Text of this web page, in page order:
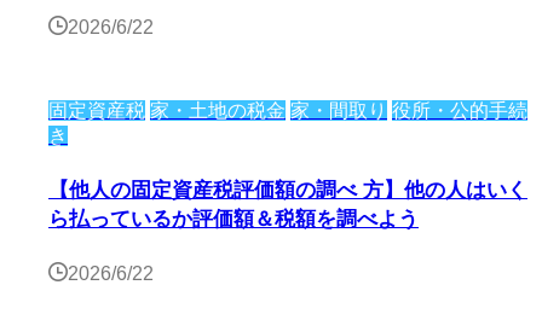
2026/6/22
固定資産税 家・土地の税金 家・間取り 役所・公的手続
き
【他人の固定資産税評価額の調べ 方】他の人はいく
ら払っているか評価額＆税額を調べよう
2026/6/22